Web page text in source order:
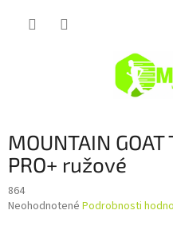
MOUNTAIN
PRO+ ružové
864
Priemerné
Neohodnotené Podrobnosti